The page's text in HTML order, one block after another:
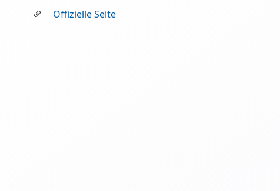
Offizielle Seite